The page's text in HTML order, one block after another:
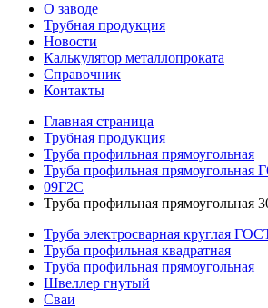
О заводе
Трубная продукция
Новости
Калькулятор металлопроката
Справочник
Контакты
Главная страница
Трубная продукция
Труба профильная прямоугольная
Труба профильная прямоугольная
09Г2С
Труба профильная
Труба электросварная круглая
Труба профильная квадратная
Труба профильная прямоугольная
Швеллер гнутый
Сваи